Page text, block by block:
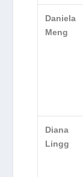
Daniela
Meng
Diana
Lingg